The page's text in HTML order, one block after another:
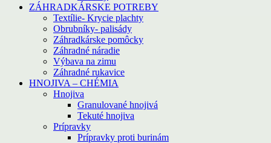
ZÁHRADKÁRSKE POTREBY
Textílie- Krycie plachty
Obrubníky- palisády
Záhradkárske pomôcky
Záhradné náradie
Výbava na zimu
Záhradné rukavice
HNOJIVA – CHÉMIA
Hnojiva
Granulované hnojivá
Tekuté hnojiva
Prípravky
Prípravky proti burinám